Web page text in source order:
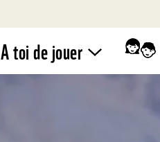
A toi de jouer
WWF –